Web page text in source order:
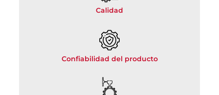
Calidad
Confiabilidad del producto